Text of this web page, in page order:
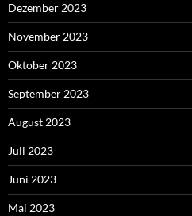
Dezember 2023
November 2023
Oktober 2023
September 2023
August 2023
Juli 2023
Juni 2023
Mai 2023